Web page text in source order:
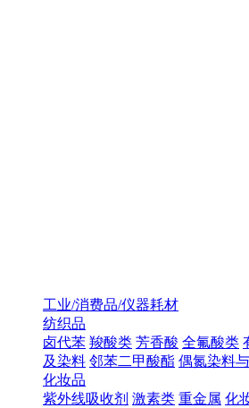
工业/消费品/仪器耗材
纺织品
卤代苯 羧酸类 芳香酸 全氟酸类
及染料 邻苯二甲酸酯 偶氮染料
化妆品
紫外线吸收剂 激素类 重金属 化